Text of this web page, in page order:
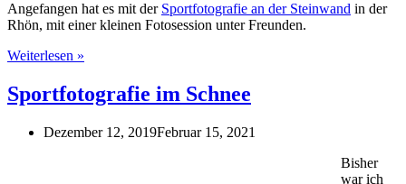
Angefangen hat es mit der Sportfotografie an der Steinwand in der
Rhön, mit einer kleinen Fotosession unter Freunden.
Weiterlesen »
Bouldern
und
Sportfotografie im Schnee
Dezember 12, 2019Februar 15, 2021
Bisher
war ich